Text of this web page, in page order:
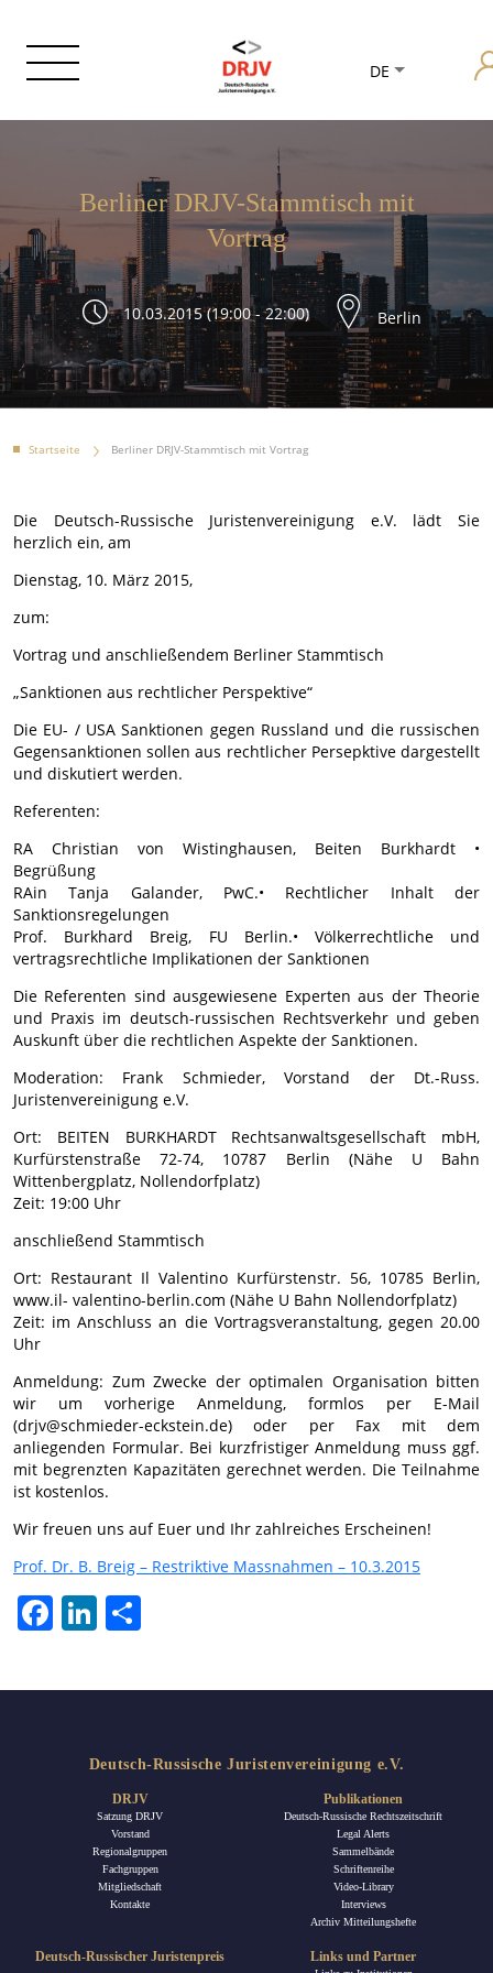
DE
Berliner DRJV-Stammtisch mit
Vortrag
10.03.2015 (19:00 - 22:00) Berlin
Startseite Berliner DRJV-Stammtisch mit Vortrag
Die Deutsch-Russische Juristenvereinigung e.V. lädt Sie
herzlich ein, am
Dienstag, 10. März 2015,
zum:
Vortrag und anschließendem Berliner Stammtisch
„Sanktionen aus rechtlicher Perspektive“
Die EU- / USA Sanktionen gegen Russland und die russischen
Gegensanktionen sollen aus rechtlicher Persepktive dargestellt
und diskutiert werden.
Referenten:
RA Christian von Wistinghausen, Beiten Burkhardt •
Begrüßung
RAin Tanja Galander, PwC.• Rechtlicher Inhalt der
Sanktionsregelungen
Prof. Burkhard Breig, FU Berlin.• Völkerrechtliche und
vertragsrechtliche Implikationen der Sanktionen
Die Referenten sind ausgewiesene Experten aus der Theorie
und Praxis im deutsch-russischen Rechtsverkehr und geben
Auskunft über die rechtlichen Aspekte der Sanktionen.
Moderation: Frank Schmieder, Vorstand der Dt.-Russ.
Juristenvereinigung e.V.
Ort: BEITEN BURKHARDT Rechtsanwaltsgesellschaft mbH,
Kurfürstenstraße 72-74, 10787 Berlin (Nähe U Bahn
Wittenbergplatz, Nollendorfplatz)
Zeit: 19:00 Uhr
anschließend Stammtisch
Ort: Restaurant Il Valentino Kurfürstenstr. 56, 10785 Berlin,
www.il- valentino-berlin.com (Nähe U Bahn Nollendorfplatz)
Zeit: im Anschluss an die Vortragsveranstaltung, gegen 20.00
Uhr
Anmeldung: Zum Zwecke der optimalen Organisation bitten
wir um vorherige Anmeldung, formlos per E-Mail
(drjv@schmieder-eckstein.de) oder per Fax mit dem
anliegenden Formular. Bei kurzfristiger Anmeldung muss ggf.
mit begrenzten Kapazitäten gerechnet werden. Die Teilnahme
ist kostenlos.
Wir freuen uns auf Euer und Ihr zahlreiches Erscheinen!
Prof. Dr. B. Breig – Restriktive Massnahmen – 10.3.2015
FacebookLinkedIn
Deutsch-Russische Juristenvereinigung e.V.
DRJV
Satzung DRJV
Vorstand
Regionalgruppen
Fachgruppen
Mitgliedschaft
Kontakte
Publikationen
Deutsch-Russische Rechtszeitschrift
Legal Alerts
Sammelbände
Schriftenreihe
Video-Library
Interviews
Archiv Mitteilungshefte
Deutsch-Russischer Juristenpreis Links und Partner